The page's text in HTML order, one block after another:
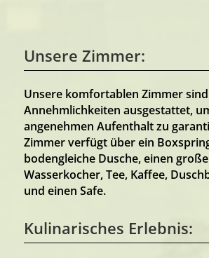
Unsere Zimmer:
Unsere komfortablen Zimmer
Annehmlichkeiten ausgestattet,
angenehmen Aufenthalt zu
Zimmer verfügt über ein
bodengleiche Dusche, einen
Wasserkocher, Tee, Kaffee,
und einen Safe.
Kulinarisches Erlebnis: